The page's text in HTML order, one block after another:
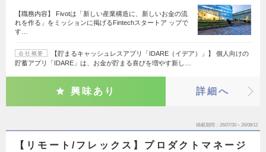
【職務内容】 Fivotは「新しい産業構造に、新しいお金の流
れを作る」をミッションに掲げるFintechスタートア ップで
す…
会社概要
【貯まるキャッシュレスアプリ「IDARE（イデア）」】 個人向けの
貯蓄アプリ「IDARE」は、お金が貯まる喜びを増やす新し…
興味あり 詳細へ
掲載期間 26/07/30～26/08/12
【リモート/フレックス】プロダクトマネージ